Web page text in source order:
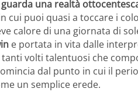
una realtà
cui puoi quasi a toccare i
calore di una giornata di
e portata in vita dalle
volti talentuosi che
dal punto in cui il
un semplice erede.